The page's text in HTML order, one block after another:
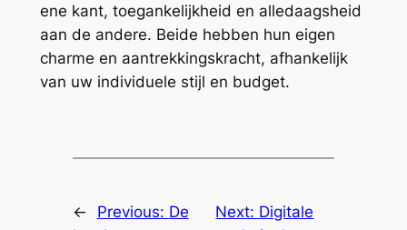
ene kant, toegankelijkheid en alledaagsheid
aan de andere. Beide hebben hun eigen
charme en aantrekkingskracht, afhankelijk
van uw individuele stijl en budget.
← Previous: De
Next: Digitale